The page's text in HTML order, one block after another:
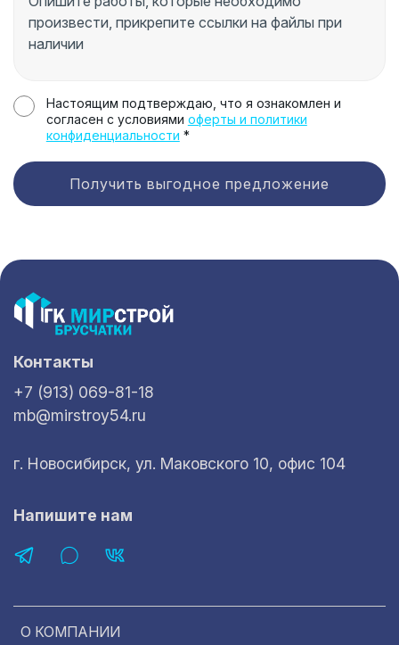
Настоящим подтверждаю, что я ознакомлен и
согласен с условиями оферты и политики
конфиденциальности *
Получить выгодное предложение
О КОМПАНИИ
Контакты
+7 (913) 069-81-18
mb@mirstroy54.ru
г. Новосибирск, ул. Маковского 10, офис 104
Напишите нам